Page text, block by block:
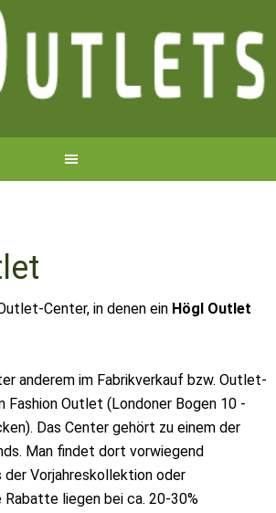
Center, in denen ein Högl Outlet
anderem im Fabrikverkauf bzw. Outlet-
Fashion Outlet (Londoner Bogen 10 -
Das Center gehört zu einem der
Man findet dort vorwiegend
der Vorjahreskollektion oder
Rabatte liegen bei ca. 20-30%